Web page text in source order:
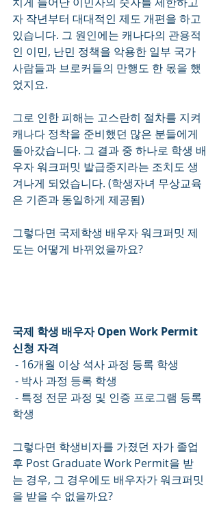
자 작년부터 대대적인 제도 개편을 하고
있습니다. 그 원인에는 캐나다의 관용적
인 이민, 난민 정책을 악용한 일부 국가
사람들과 브로커들의 만행도 한 몫을 했
었지요.
그로 인한 피해는 고스란히 절차를 지켜
캐나다 정착을 준비했던 많은 분들에게
돌아갔습니다. 그 결과 중 하나로 학생 배
우자 워크퍼밋 발급중지라는 조치도 생
겨나게 되었습니다. (학생자녀 무상교육
은 기존과 동일하게 제공됨)
그렇다면 국제학생 배우자 워크퍼밋 제
도는 어떻게 바뀌었을까요?
국제 학생 배우자 Open Work Permit
신청 자격
- 16개월 이상 석사 과정 등록 학생
- 박사 과정 등록 학생
- 특정 전문 과정 및 인증 프로그램 등록
학생
그렇다면 학생비자를 가졌던 자가 졸업
후 Post Graduate Work Permit을 받
는 경우, 그 경우에도 배우자가 워크퍼밋
을 받을 수 없을까요?